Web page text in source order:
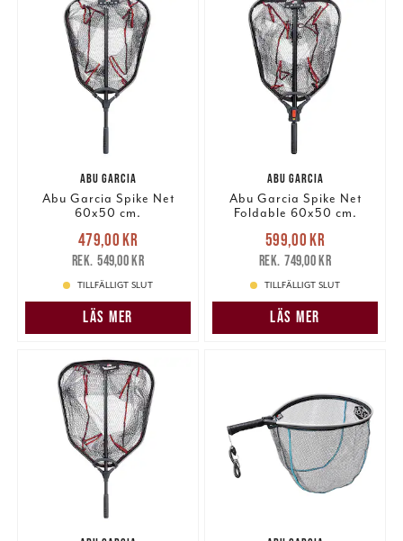
ABU GARCIA
Abu Garcia Spike Net
60x50 cm.
Nuvarande pris
479,00 krTidigare pris
549,00 kr
479,00 kr
549,00 kr
TILLFÄLLIGT SLUT
LÄS MER
ABU GARCIA
Abu Garcia Spike Net
Foldable 60x50 cm.
Nuvarande pris
599,00 krTidigare pris
749,00 kr
599,00 kr
749,00 kr
TILLFÄLLIGT SLUT
LÄS MER